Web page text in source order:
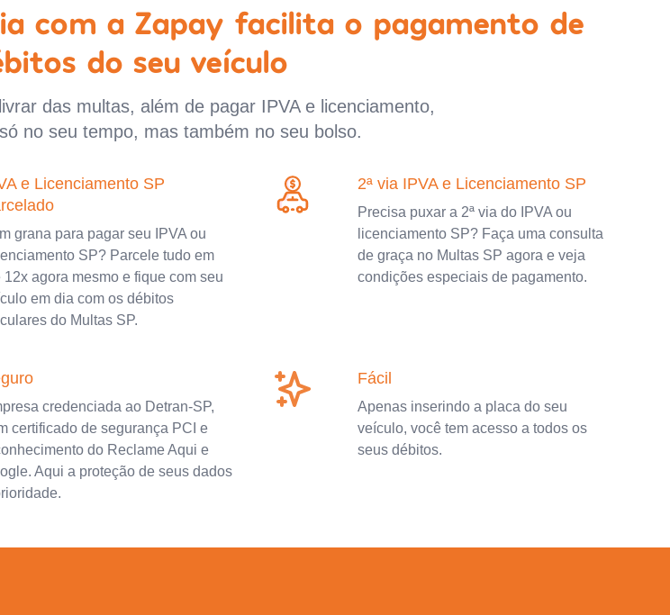
com a Zapay facilita o pagamento de
do seu veículo
das multas, além de pagar IPVA e licenciamento,
no seu tempo, mas também no seu bolso.
e Licenciamento SP
grana para pagar seu IPVA ou
SP? Parcele tudo em
12x agora mesmo e fique com seu
em dia com os débitos
do Multas SP.
2ª via IPVA e Licenciamento SP
Precisa puxar a 2ª via do IPVA ou
licenciamento SP? Faça uma consulta
de graça no Multas SP agora e veja
condições especiais de pagamento.
credenciada ao Detran-SP,
certificado de segurança PCI e
do Reclame Aqui e
Aqui a proteção de seus dados
Fácil
Apenas inserindo a placa do seu
veículo, você tem acesso a todos os
seus débitos.